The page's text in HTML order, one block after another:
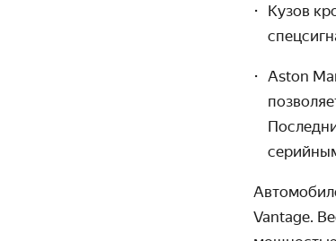
Кузов
Aston
Vantage.